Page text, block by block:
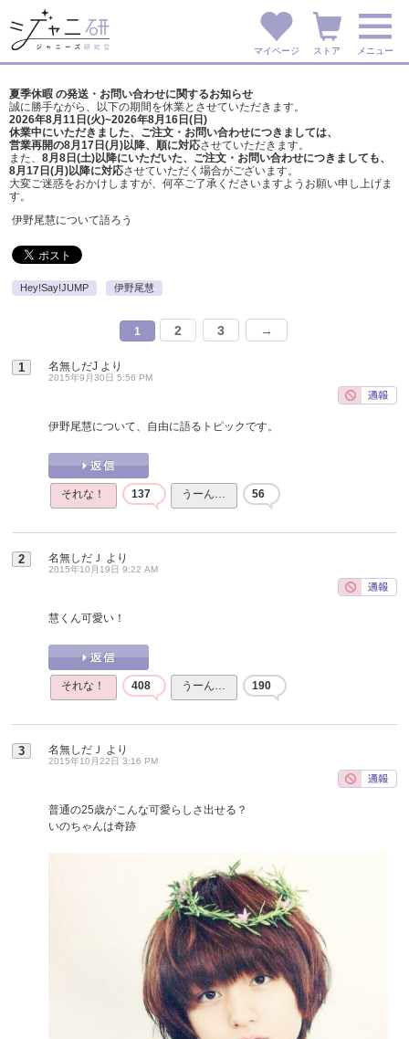
マイページ ストア メニュー
夏季休暇 の発送・お問い合わせに関するお知らせ
誠に勝手ながら、以下の期間を休業とさせていただきます。
2026年8月11日(火)~2026年8月16日(日)
休業中にいただきました、ご注文・お問い合わせにつきましては、
営業再開の8月17日(月)以降、順に対応させていただきます。
また、 8月8日(土)以降にいただいた、ご注文・ お問い合わせにつきましても、
8月17日(月)以降に対応させていただく場合がございます。
大変ご迷惑をおかけしますが、 何卒ご了承くださいますようお願い申し上げま
す。
伊野尾慧について語ろう
Hey!Say!JUMP 伊野尾慧
1 2 3 →
1 名無しだJ より
2015年9月30日 5:56 PM
伊野尾慧について、自由に語るトピックです。
それな！ 137 うーん… 56
2 名無しだＪ より
2015年10月19日 9:22 AM
慧くん可愛い！
それな！ 408 うーん… 190
3 名無しだＪ より
2015年10月22日 3:16 PM
普通の25歳がこんな可愛らしさ出せる？
いのちゃんは奇跡